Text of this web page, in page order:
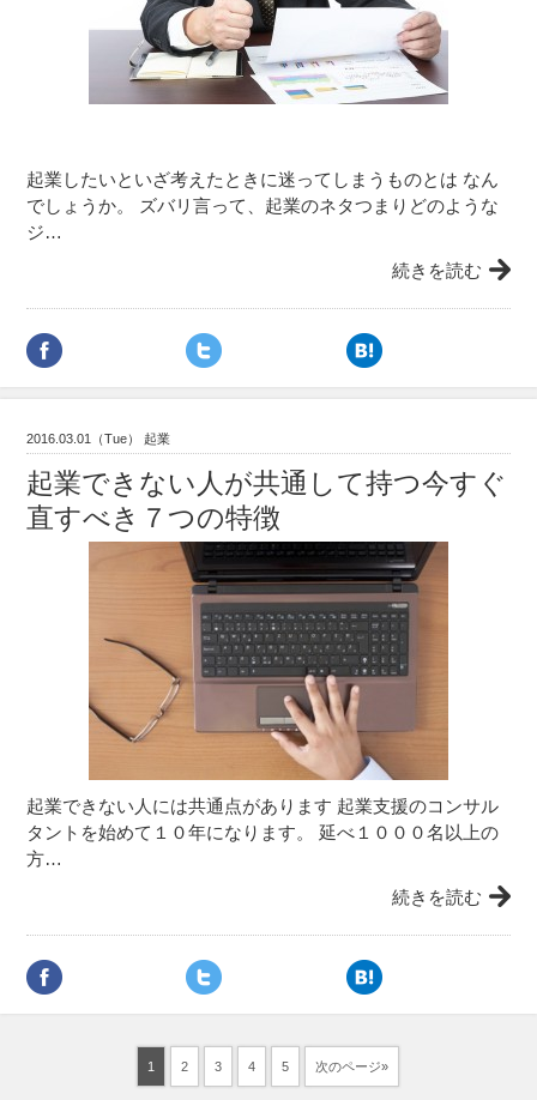
起業したいといざ考えたときに迷ってしまうものとは なん
でしょうか。 ズバリ言って、起業のネタつまりどのような
ジ…
続きを読む
2016.03.01（Tue） 起業
起業できない人が共通して持つ今すぐ
直すべき７つの特徴
起業できない人には共通点があります 起業支援のコンサル
タントを始めて１０年になります。 延べ１０００名以上の
方…
続きを読む
1 2 3 4 5 次のページ»